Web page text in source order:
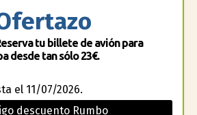
tu billete de avión para
desde tan sólo 23€.
el 11/07/2026.
descuento Rumbo